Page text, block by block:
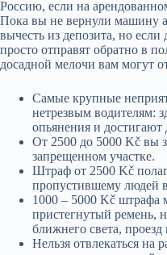
Россию, если на
Пока вы не вернули машину
вычесть из депозита, но
просто отправят обратно в
досадной мелочи вам могут
Самые крупные
нетрезвым водителям:
опьянения и достигают
От 2500 до 5000 Kč вы
запрещенном участке.
Штраф от 2500 Kč
пропустившему людей в
1000 – 5000 Kč штрафа
пристегнутый ремень,
ближнего света,
Нельзя отвлекаться на